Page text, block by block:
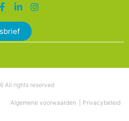
All rights reserved
Algemene voorwaarden Privacybeleid